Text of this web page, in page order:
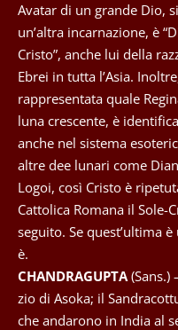
Avatar di un grande Dio,
un’altra incarnazione, è
Cristo”, anche lui della
Ebrei in tutta l’Asia.
rappresentata quale
luna crescente, è
anche nel sistema
altre dee lunari come
Logoi, così Cristo è
Cattolica Romana il Sole-
seguito. Se quest’ultima
è.
CHANDRAGUPTA
zio di Asoka; il
che andarono in India al